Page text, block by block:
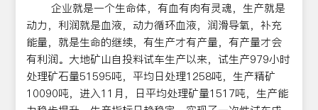
企业就是一个生命体，有血有肉有灵魂，生产就是
动力，利润就是血液，动力循环血液，润滑导氧，补充
能量，就是生命的继续，有生产才有产量，有产量才会
有利润。大地矿山自投料试车生产以来，试生产979小时
处理矿石量51595吨，平均日处理1258吨，生产精矿
10090吨，进入11月，日平均处理矿量1517吨，生产能